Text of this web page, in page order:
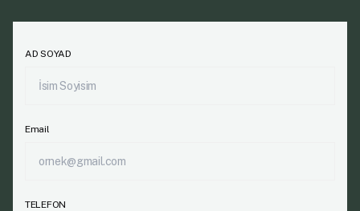
AD SOYAD
Email
TELEFON